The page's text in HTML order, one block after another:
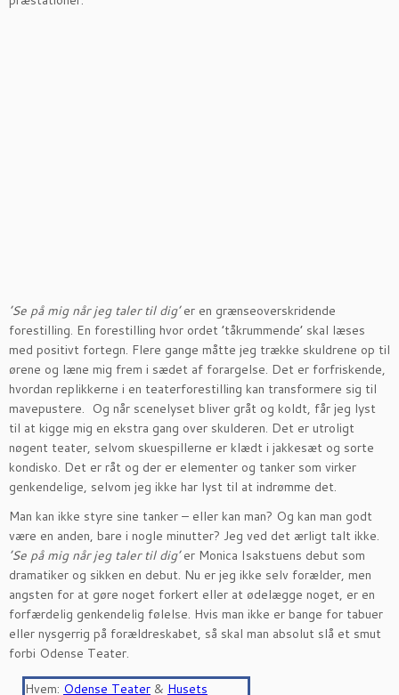
’Se på mig når jeg taler til dig’er en grænseoverskridende
forestilling. En forestilling hvor ordet ’tåkrummende’ skal læses
med positivt fortegn. Flere gange måtte jeg trække skuldrene op til
ørene og læne mig frem i sædet af forargelse. Det er forfriskende,
hvordan replikkerne i en teaterforestilling kan transformere sig til
mavepustere. Og når scenelyset bliver gråt og koldt, får jeg lyst
til at kigge mig en ekstra gang over skulderen. Det er utroligt
nøgent teater, selvom skuespillerne er klædt i jakkesæt og sorte
kondisko. Det er råt og der er elementer og tanker som virker
genkendelige, selvom jeg ikke har lyst til at indrømme det.
Man kan ikke styre sine tanker – eller kan man? Og kan man godt
være en anden, bare i nogle minutter? Jeg ved det ærligt talt ikke.
’Se på mig når jeg taler til dig’er Monica Isakstuens debut som
dramatiker og sikken en debut. Nu er jeg ikke selv forælder, men
angsten for at gøre noget forkert eller at ødelægge noget, er en
forfærdelig genkendelig følelse. Hvis man ikke er bange for tabuer
eller nysgerrig på forældreskabet, så skal man absolut slå et smut
forbi Odense Teater.
Hvem: Odense Teater & Husets